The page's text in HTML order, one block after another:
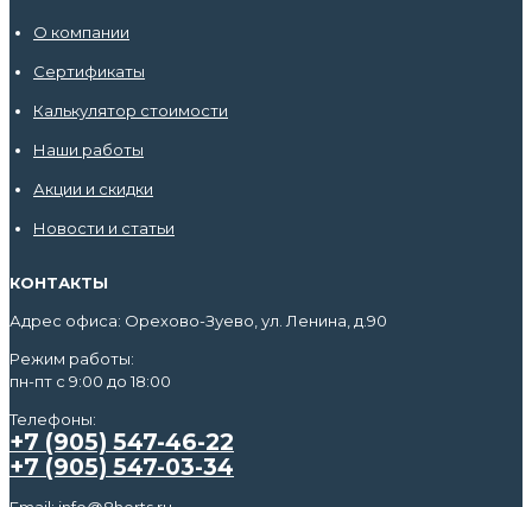
О компании
Сертификаты
Калькулятор стоимости
Наши работы
Акции и скидки
Новости и статьи
КОНТАКТЫ
Адрес офиса: Орехово-Зуево, ул. Ленина, д.90
Режим работы:
пн-пт с 9:00 до 18:00
Телефоны:
+7 (905) 547-46-22
+7 (905) 547-03-34